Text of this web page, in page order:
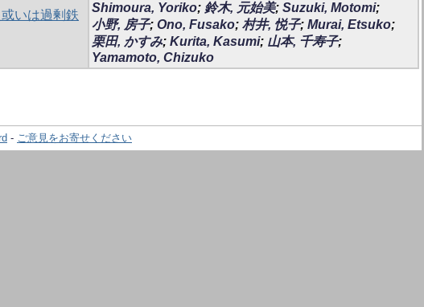
いは過剰鉄
Shimoura, Yoriko; 鈴木, 元始美; Suzuki, Motomi;
小野, 房子; Ono, Fusako; 村井, 悦子; Murai, Etsuko;
栗田, かすみ; Kurita, Kasumi; 山本, 千寿子;
Yamamoto, Chizuko
- ご意見をお寄せください